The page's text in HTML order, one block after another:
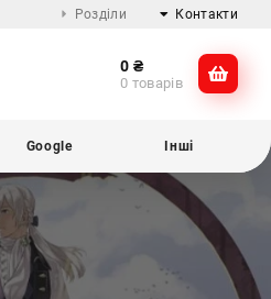
Розділи Контакти
@dikocase
0 ₴
0 товарів
Google Інші